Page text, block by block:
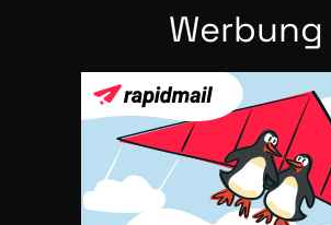
Wer­bung